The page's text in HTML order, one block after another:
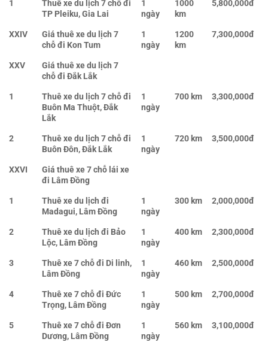
1
Thuê xe du lịch 7 chỗ đi
TP Pleiku, Gia Lai
1
ngày
1000
km
5,800,000đ
XXIV
Giá thuê xe du lịch 7
chỗ đi Kon Tum
1
ngày
1200
km
7,300,000đ
XXV
Giá thuê xe du lịch 7
chỗ đi Đắk Lắk
1
Thuê xe du lịch 7 chỗ đi
Buôn Ma Thuột, Đắk
Lắk
1
ngày
700 km 3,300,000đ
2
Thuê xe du lịch 7 chỗ đi
Buôn Đôn, Đắk Lắk
1
ngày
720 km 3,500,000đ
XXVI
Giá thuê xe 7 chỗ lái xe
đi Lâm Đồng
1
Thuê xe du lịch đi
Madagui, Lâm Đồng
1
ngày
300 km 2,000,000đ
2
Thuê xe du lịch đi Bảo
Lộc, Lâm Đồng
1
ngày
400 km 2,300,000đ
3
Thuê xe 7 chỗ đi Di linh,
Lâm Đồng
1
ngày
460 km 2,500,000đ
4
Thuê xe 7 chỗ đi Đức
Trọng, Lâm Đồng
1
ngày
500 km 2,700,000đ
5
Thuê xe 7 chỗ đi Đơn
Dương, Lâm Đồng
1
ngày
560 km 3,100,000đ